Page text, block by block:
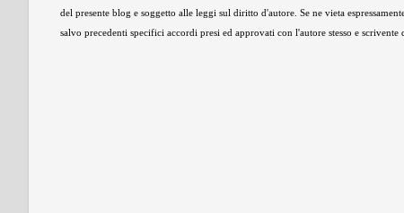
del presente blog e soggetto alle leggi sul diritto d'autore. Se ne vieta
salvo precedenti specifici accordi presi ed approvati con l'autore stesso e